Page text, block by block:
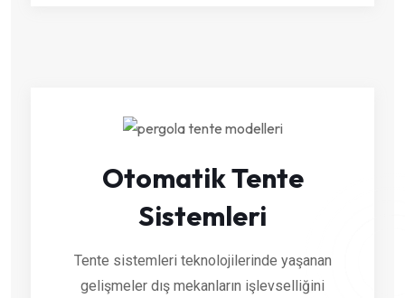
Otomatik Tente
Sistemleri
Tente sistemleri teknolojilerinde yaşanan
gelişmeler dış mekanların işlevselliğini